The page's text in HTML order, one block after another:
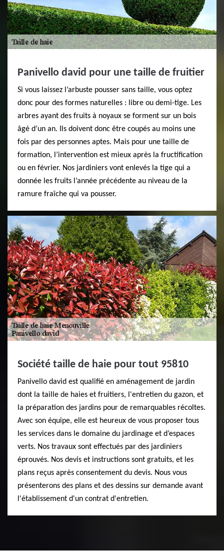
Panivello david pour une taille de fruitier
Si vous laissez l’arbuste pousser sans taille, vous optez
donc pour des formes naturelles : libre ou demi-tige. Les
arbres ayant des fruits à noyaux se forment sur un bois
âgé d’un an. Ils doivent donc être coupés au moins une
fois par des personnes aptes. Mais pour une taille de
formation, l’intervention est mieux après la fructification
ou en février. Nos jardiniers vont enlevés la tige qui a
donnée les fruits l’année précédente au niveau de la
ramure fraîche qui va pousser.
Société taille de haie pour tout 95810
Panivello david est qualifié en aménagement de jardin
dont la taille de haies et fruitiers, l'entretien du gazon, et
la préparation des jardins pour de remarquables récoltes.
Avec son équipe, elle est heureux de vous proposer tous
les services dans le domaine du jardinage et d’espaces
verts. Nos travaux sont effectués par des jardiniers
éprouvés. Nos devis et instructions sont gratuits, et les
plans reçus après consentement du devis. Nous vous
présenterons des plans et des dessins sur demande avant
l'établissement d'un contrat d'entretien.